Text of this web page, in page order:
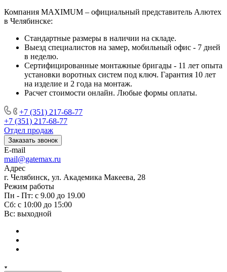
Компания MAXIMUM – официальный представитель Алютех
в Челябинске:
Стандартные размеры в наличии на складе.
Выезд специалистов на замер, мобильный офис - 7 дней
в неделю.
Сертифицированные монтажные бригады - 11 лет опыта
установки воротных систем под ключ. Гарантия 10 лет
на изделие и 2 года на монтаж.
Расчет стоимости онлайн. Любые формы оплаты.
+7 (351) 217-68-77
+7 (351) 217-68-77
Отдел продаж
Заказать звонок
E-mail
mail@gatemax.ru
Адрес
г. Челябинск, ул. Академика Макеева, 28
Режим работы
Пн - Пт: с 9.00 до 19.00
Сб: с 10:00 до 15:00
Вс: выходной